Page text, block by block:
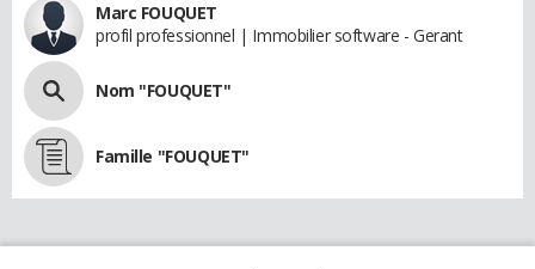
Marc FOUQUET
profil professionnel | Immobilier software - Gerant
Nom "FOUQUET"
Famille "FOUQUET"